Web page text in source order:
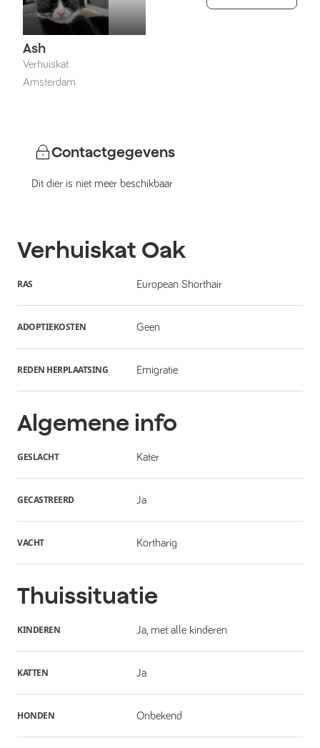
Ash
Verhuiskat
Amsterdam
Contactgegevens
Dit dier is niet meer beschikbaar
Verhuiskat Oak
RAS European Shorthair
ADOPTIEKOSTEN Geen
REDEN HERPLAATSING Emigratie
Algemene info
GESLACHT Kater
GECASTREERD Ja
VACHT Kortharig
Thuissituatie
KINDEREN Ja, met alle kinderen
KATTEN Ja
HONDEN Onbekend